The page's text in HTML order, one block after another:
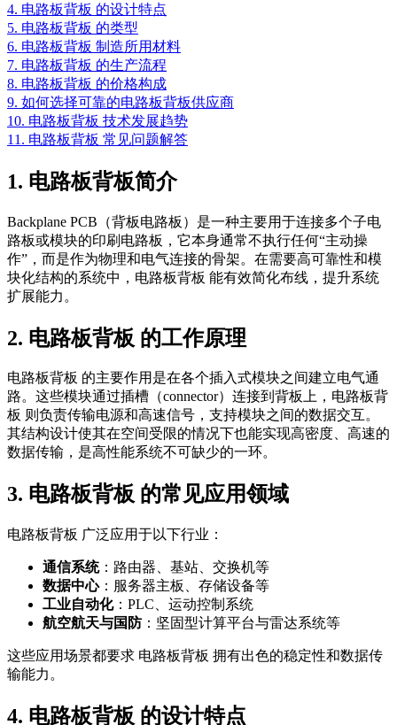
4. 电路板背板 的设计特点
5. 电路板背板 的类型
6. 电路板背板 制造所用材料
7. 电路板背板 的生产流程
8. 电路板背板 的价格构成
9. 如何选择可靠的电路板背板供应商
10. 电路板背板 技术发展趋势
11. 电路板背板 常见问题解答
1. 电路板背板简介
Backplane PCB（背板电路板）是一种主要用于连接多个子电
路板或模块的印刷电路板，它本身通常不执行任何“主动操
作”，而是作为物理和电气连接的骨架。在需要高可靠性和模
块化结构的系统中，电路板背板 能有效简化布线，提升系统
扩展能力。
2. 电路板背板 的工作原理
电路板背板 的主要作用是在各个插入式模块之间建立电气通
路。这些模块通过插槽（connector）连接到背板上，电路板背
板 则负责传输电源和高速信号，支持模块之间的数据交互。
其结构设计使其在空间受限的情况下也能实现高密度、高速的
数据传输，是高性能系统不可缺少的一环。
3. 电路板背板 的常见应用领域
电路板背板 广泛应用于以下行业：
通信系统：路由器、基站、交换机等
数据中心：服务器主板、存储设备等
工业自动化：PLC、运动控制系统
航空航天与国防：坚固型计算平台与雷达系统等
这些应用场景都要求 电路板背板 拥有出色的稳定性和数据传
输能力。
4. 电路板背板 的设计特点